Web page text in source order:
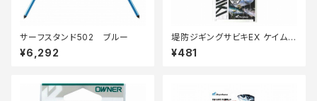
サーフスタンド502 ブルー
¥6,292
堤防ジギングサビキEX ケイムラ
リアルシラス2本FS702ーS
¥481